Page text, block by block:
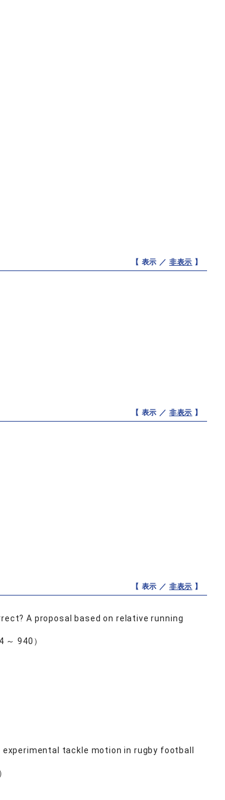
【 表示 ／ 非表示 】
【 表示 ／ 非表示 】
【 表示 ／ 非表示 】
A proposal based on relative running
～ 940）
tackle motion in rugby football